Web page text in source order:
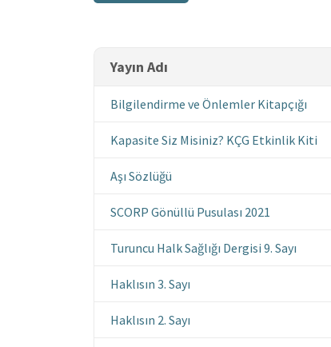
Yayın Adı
Bilgilendirme ve Önlemler Kitapçığı
Kapasite Siz Misiniz? KÇG Etkinlik Kiti
Aşı Sözlüğü
SCORP Gönüllü Pusulası 2021
Turuncu Halk Sağlığı Dergisi 9. Sayı
Haklısın 3. Sayı
Haklısın 2. Sayı